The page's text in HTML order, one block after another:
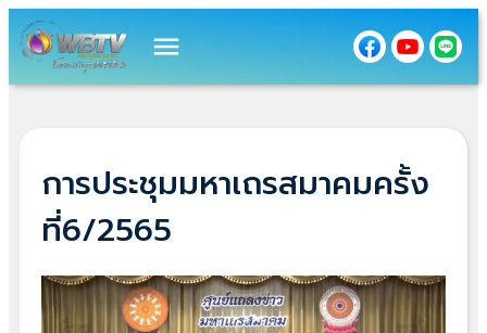
menu
การประชุมมหาเถรสมาคมครั้ง
ที่6/2565